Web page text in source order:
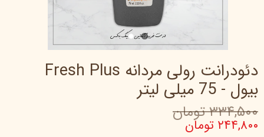
دئودرانت رولی مردانه Fresh Plus
بیول - 75 میلی لیتر
۳۳۴,۵۰۰ تومان
۲۴۴,۸۰۰ تومان